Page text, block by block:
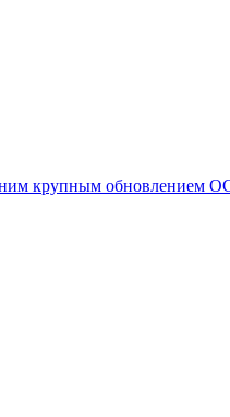
крупным обновлением